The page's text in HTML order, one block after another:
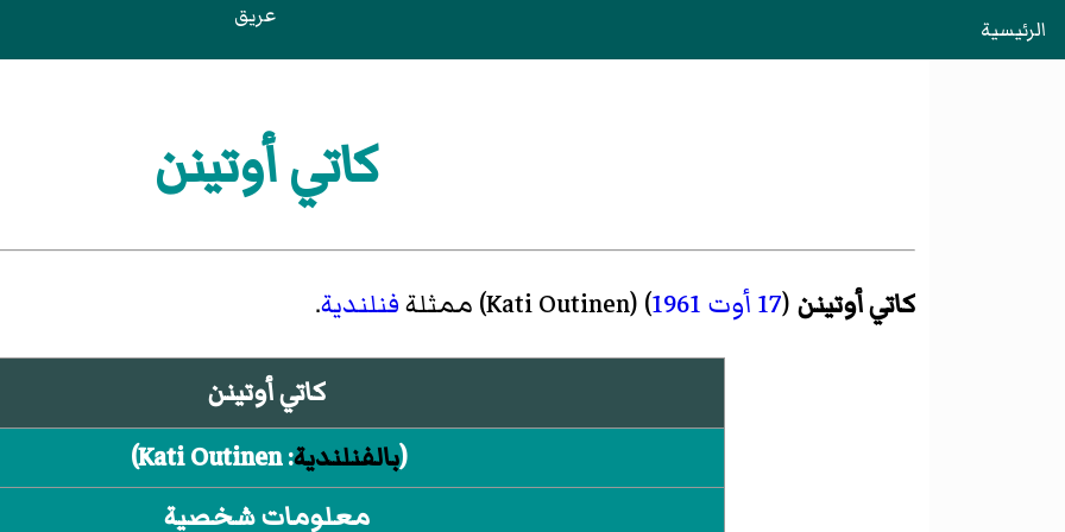
الرئيسية عريق
كاتي أوتينن
كاتي أوتينن (17 أوت 1961
) (
Kati Outinen)‏ ممثلةفنلندية.
كاتي أوتينن
(بالفنلندية:
Kati Outinen
)‏
معلومات شخصية